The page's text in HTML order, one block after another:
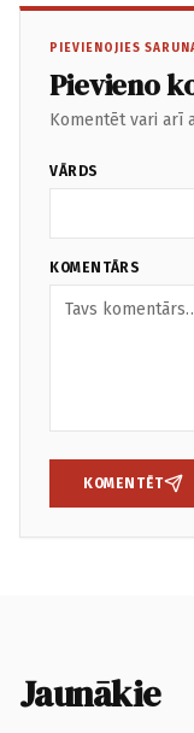
PIEVIENOJIES
Pievieno
Komentēt vari arī
VĀRDS
KOMENTĀRS
KOMENTĒT
Jaunākie